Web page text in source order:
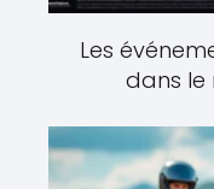
Les
dans le